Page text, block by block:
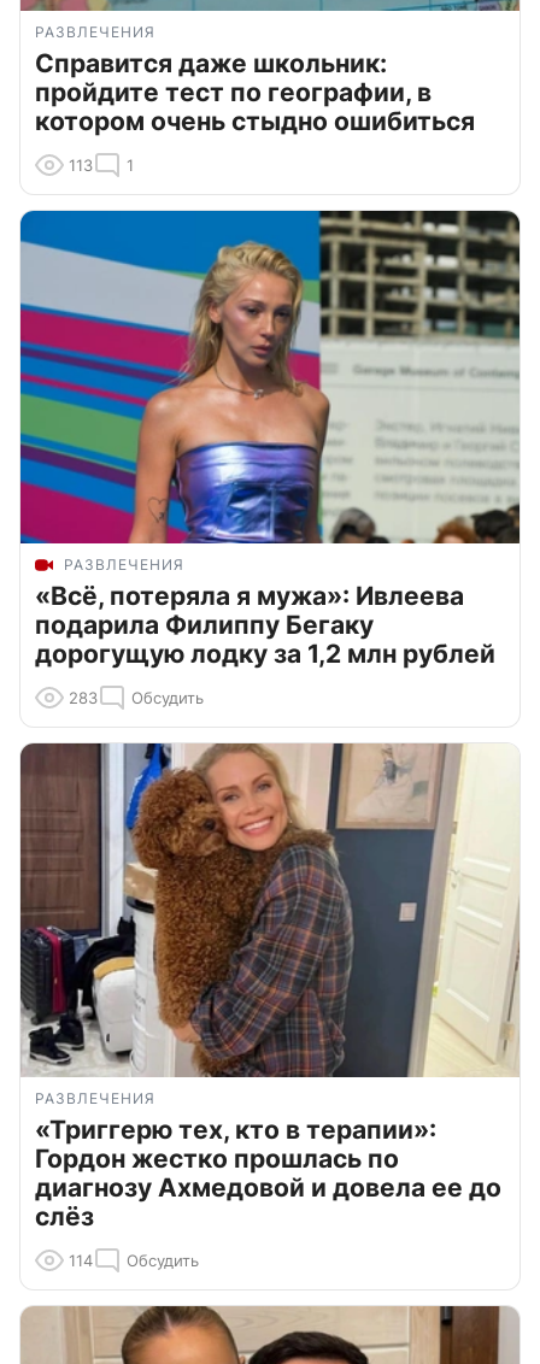
РАЗВЛЕЧЕНИЯ
Справится даже школьник:
пройдите тест по географии, в
котором очень стыдно ошибиться
113 1
РАЗВЛЕЧЕНИЯ
«Всё, потеряла я мужа»: Ивлеева
подарила Филиппу Бегаку
дорогущую лодку за 1,2 млн рублей
283 Обсудить
РАЗВЛЕЧЕНИЯ
«Триггерю тех, кто в терапии»:
Гордон жестко прошлась по
диагнозу Ахмедовой и довела ее до
слёз
114 Обсудить